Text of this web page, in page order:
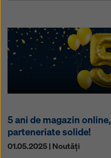
5 ani de magazin
parteneriate solide!
01.05.2025 | Noutăţi